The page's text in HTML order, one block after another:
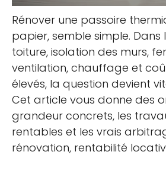
Rénover une passoire
papier, semble simple. Dans
toiture, isolation des murs,
ventilation, chauffage et
élevés, la question devient
Cet article vous donne des
grandeur concrets, les
rentables et les vrais
rénovation, rentabilité